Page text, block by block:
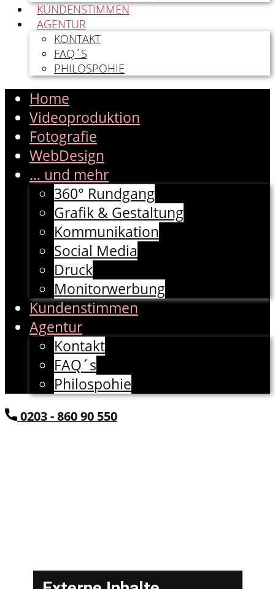
KUNDENSTIMMEN
AGENTUR
KONTAKT
FAQ´S
PHILOSPOHIE
Home
Videoproduktion
Fotografie
WebDesign
... und mehr
360° Rundgang
Grafik & Gestaltung
Kommunikation
Social Media
Druck
Monitorwerbung
Kundenstimmen
Agentur
Kontakt
FAQ´s
Philospohie
​0203 - 860 90 550